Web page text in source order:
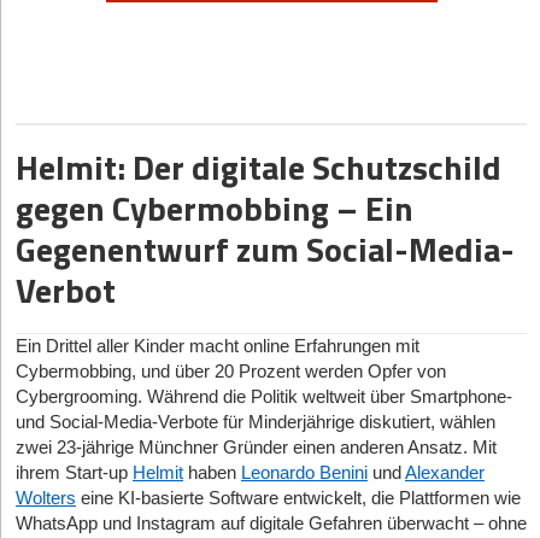
Helmit: Der digitale Schutzschild
gegen Cybermobbing – Ein
Gegenentwurf zum Social-Media-
Verbot
Ein Drittel aller Kinder macht online Erfahrungen mit
Cybermobbing, und über 20 Prozent werden Opfer von
Cybergrooming. Während die Politik weltweit über Smartphone-
und Social-Media-Verbote für Minderjährige diskutiert, wählen
zwei 23-jährige Münchner Gründer einen anderen Ansatz. Mit
ihrem Start-up Helmit haben Leonardo Benini und Alexander
Wolters eine KI-basierte Software entwickelt, die Plattformen wie
WhatsApp und Instagram auf digitale Gefahren überwacht – ohne